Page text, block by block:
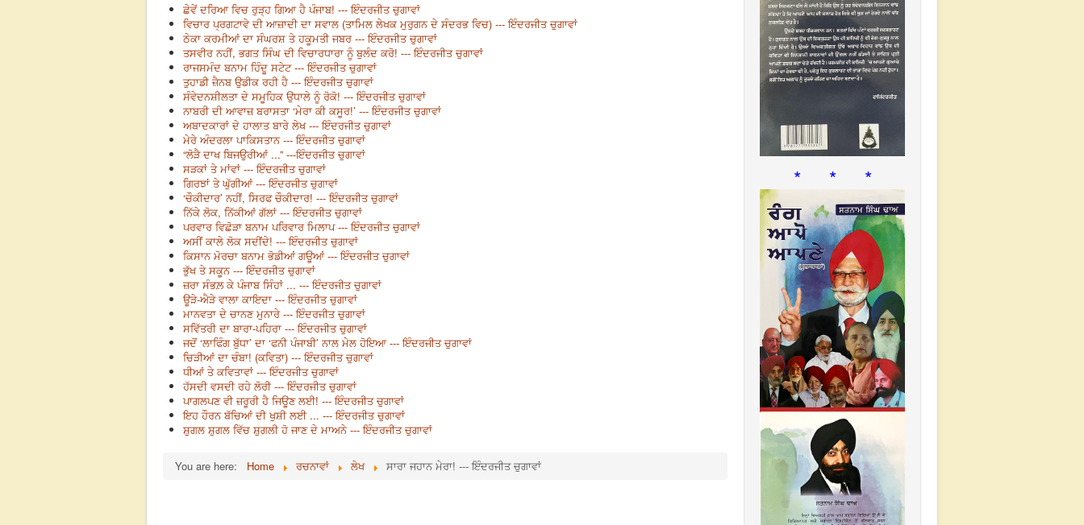
ਛੇਵੇਂ ਦਰਿਆ ਵਿਚ ਰੁੜ੍ਹ ਗਿਆ ਹੈ ਪੰਜਾਬ! --- ਇੰਦਰਜੀਤ ਚੁਗਾਵਾਂ
ਵਿਚਾਰ ਪ੍ਰਗਟਾਵੇ ਦੀ ਆਜ਼ਾਦੀ ਦਾ ਸਵਾਲ (ਤਾਮਿਲ ਲੇਖਕ ਮੁਰੁਗਨ ਦੇ ਸੰਦਰਭ ਵਿਚ) --- ਇੰਦਰਜੀਤ ਚੁਗਾਵਾਂ
ਠੇਕਾ ਕਰਮੀਆਂ ਦਾ ਸੰਘਰਸ਼ ਤੇ ਹਕੂਮਤੀ ਜਬਰ --- ਇੰਦਰਜੀਤ ਚੁਗਾਵਾਂ
ਤਸਵੀਰ ਨਹੀਂ, ਭਗਤ ਸਿੰਘ ਦੀ ਵਿਚਾਰਧਾਰਾ ਨੂੰ ਬੁਲੰਦ ਕਰੋ! --- ਇੰਦਰਜੀਤ ਚੁਗਾਵਾਂ
ਰਾਜਸਮੰਦ ਬਨਾਮ ਹਿੰਦੂ ਸਟੇਟ --- ਇੰਦਰਜੀਤ ਚੁਗਾਵਾਂ
ਤੁਹਾਡੀ ਜ਼ੈਨਬ ਉਡੀਕ ਰਹੀ ਹੈ --- ਇੰਦਰਜੀਤ ਚੁਗਾਵਾਂ
ਸੰਵੇਦਨਸ਼ੀਲਤਾ ਦੇ ਸਮੂਹਿਕ ਉਧਾਲੇ ਨੂੰ ਰੋਕੋ! --- ਇੰਦਰਜੀਤ ਚੁਗਾਵਾਂ
ਨਾਬਰੀ ਦੀ ਆਵਾਜ਼ ਬਰਾਸਤਾ ‘ਮੇਰਾ ਕੀ ਕਸੂਰ!’ --- ਇੰਦਰਜੀਤ ਚੁਗਾਵਾਂ
ਅਬਾਦਕਾਰਾਂ ਦੇ ਹਾਲਾਤ ਬਾਰੇ ਲੇਖ --- ਇੰਦਰਜੀਤ ਚੁਗਾਵਾਂ
ਮੇਰੇ ਅੰਦਰਲਾ ਪਾਕਿਸਤਾਨ --- ਇੰਦਰਜੀਤ ਚੁਗਾਵਾਂ
“ਲੋੜੈ ਦਾਖ ਬਿਜਉਰੀਆਂ ...” ---ਇੰਦਰਜੀਤ ਚੁਗਾਵਾਂ
ਸੜਕਾਂ ਤੇ ਮਾਂਵਾਂ --- ਇੰਦਰਜੀਤ ਚੁਗਾਵਾਂ
ਗਿਰਝਾਂ ਤੇ ਘੁੱਗੀਆਂ --- ਇੰਦਰਜੀਤ ਚੁਗਾਵਾਂ
‘ਚੌਕੀਦਾਰ’ ਨਹੀਂ, ਸਿਰਫ ਚੌਕੀਦਾਰ! --- ਇੰਦਰਜੀਤ ਚੁਗਾਵਾਂ
ਨਿੱਕੇ ਲੋਕ, ਨਿੱਕੀਆਂ ਗੱਲਾਂ --- ਇੰਦਰਜੀਤ ਚੁਗਾਵਾਂ
ਪਰਵਾਰ ਵਿਛੋੜਾ ਬਨਾਮ ਪਰਿਵਾਰ ਮਿਲਾਪ --- ਇੰਦਰਜੀਤ ਚੁਗਾਵਾਂ
ਅਸੀਂ ਕਾਲੇ ਲੋਕ ਸਦੀਂਦੇ! --- ਇੰਦਰਜੀਤ ਚੁਗਾਵਾਂ
ਕਿਸਾਨ ਮੋਰਚਾ ਬਨਾਮ ਭੋਡੀਆਂ ਗਊਆਂ --- ਇੰਦਰਜੀਤ ਚੁਗਾਵਾਂ
ਭੁੱਖ ਤੇ ਸਕੂਨ --- ਇੰਦਰਜੀਤ ਚੁਗਾਵਾਂ
ਜ਼ਰਾ ਸੰਭਲ਼ ਕੇ ਪੰਜਾਬ ਸਿੰਹਾਂ ... --- ਇੰਦਰਜੀਤ ਚੁਗਾਵਾਂ
ਊੜੇ-ਐੜੇ ਵਾਲਾ ਕਾਇਦਾ --- ਇੰਦਰਜੀਤ ਚੁਗਾਵਾਂ
ਮਾਨਵਤਾ ਦੇ ਚਾਨਣ ਮੁਨਾਰੇ --- ਇੰਦਰਜੀਤ ਚੁਗਾਵਾਂ
ਸਵਿੱਤਰੀ ਦਾ ਬਾਰਾ-ਪਹਿਰਾ --- ਇੰਦਰਜੀਤ ਚੁਗਾਵਾਂ
ਜਦੋਂ ‘ਲਾਫਿੰਗ ਬੁੱਧਾ’ ਦਾ ‘ਫਨੀ ਪੰਜਾਬੀ’ ਨਾਲ ਮੇਲ ਹੋਇਆ --- ਇੰਦਰਜੀਤ ਚੁਗਾਵਾਂ
ਚਿੜੀਆਂ ਦਾ ਚੰਬਾ! (ਕਵਿਤਾ) --- ਇੰਦਰਜੀਤ ਚੁਗਾਵਾਂ
ਧੀਆਂ ਤੇ ਕਵਿਤਾਵਾਂ --- ਇੰਦਰਜੀਤ ਚੁਗਾਵਾਂ
ਹੱਸਦੀ ਵਸਦੀ ਰਹੇ ਲੋਰੀ --- ਇੰਦਰਜੀਤ ਚੁਗਾਵਾਂ
ਪਾਗਲਪਣ ਵੀ ਜ਼ਰੂਰੀ ਹੈ ਜਿਊਣ ਲਈ! --- ਇੰਦਰਜੀਤ ਚੁਗਾਵਾਂ
ਇਹ ਹੌਰਨ ਬੱਚਿਆਂ ਦੀ ਖੁਸ਼ੀ ਲਈ ... --- ਇੰਦਰਜੀਤ ਚੁਗਾਵਾਂ
ਸ਼ੁਗਲ ਸ਼ੁਗਲ ਵਿੱਚ ਸ਼ੁਗਲੀ ਹੋ ਜਾਣ ਦੇ ਮਾਅਨੇ --- ਇੰਦਰਜੀਤ ਚੁਗਾਵਾਂ
You are here: Home ਰਚਨਾਵਾਂ ਲੇਖ ਸਾਰਾ ਜਹਾਨ ਮੇਰਾ! --- ਇੰਦਰਜੀਤ ਚੁਗਾਵਾਂ
* * *